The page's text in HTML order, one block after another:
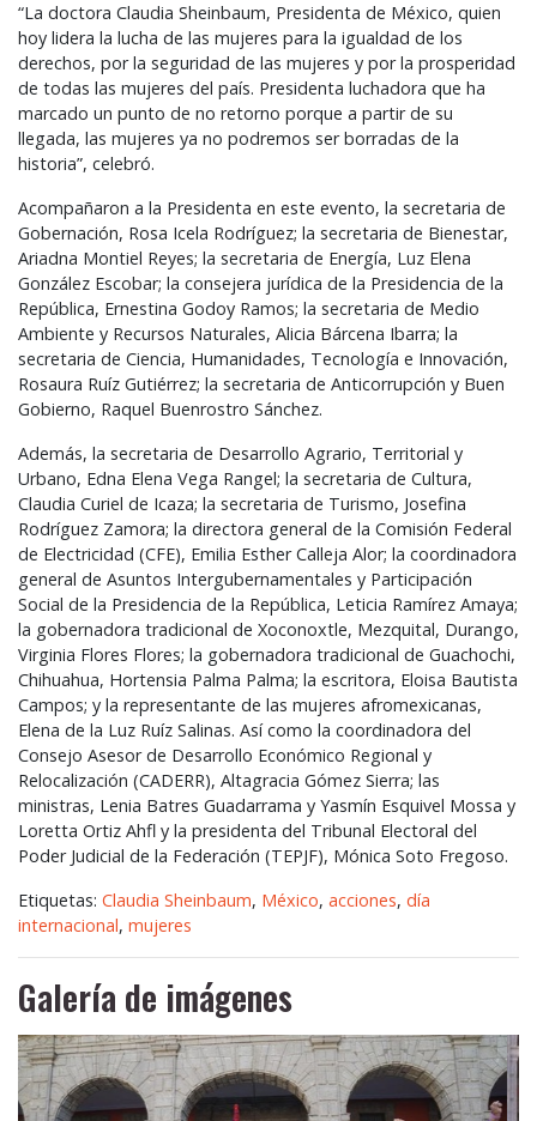
“La doctora Claudia Sheinbaum, Presidenta de México, quien
hoy lidera la lucha de las mujeres para la igualdad de los
derechos, por la seguridad de las mujeres y por la prosperidad
de todas las mujeres del país. Presidenta luchadora que ha
marcado un punto de no retorno porque a partir de su
llegada, las mujeres ya no podremos ser borradas de la
historia”, celebró.
Acompañaron a la Presidenta en este evento, la secretaria de
Gobernación, Rosa Icela Rodríguez; la secretaria de Bienestar,
Ariadna Montiel Reyes; la secretaria de Energía, Luz Elena
González Escobar; la consejera jurídica de la Presidencia de la
República, Ernestina Godoy Ramos; la secretaria de Medio
Ambiente y Recursos Naturales, Alicia Bárcena Ibarra; la
secretaria de Ciencia, Humanidades, Tecnología e Innovación,
Rosaura Ruíz Gutiérrez; la secretaria de Anticorrupción y Buen
Gobierno, Raquel Buenrostro Sánchez.
Además, la secretaria de Desarrollo Agrario, Territorial y
Urbano, Edna Elena Vega Rangel; la secretaria de Cultura,
Claudia Curiel de Icaza; la secretaria de Turismo, Josefina
Rodríguez Zamora; la directora general de la Comisión Federal
de Electricidad (CFE), Emilia Esther Calleja Alor; la coordinadora
general de Asuntos Intergubernamentales y Participación
Social de la Presidencia de la República, Leticia Ramírez Amaya;
la gobernadora tradicional de Xoconoxtle, Mezquital, Durango,
Virginia Flores Flores; la gobernadora tradicional de Guachochi,
Chihuahua, Hortensia Palma Palma; la escritora, Eloisa Bautista
Campos; y la representante de las mujeres afromexicanas,
Elena de la Luz Ruíz Salinas. Así como la coordinadora del
Consejo Asesor de Desarrollo Económico Regional y
Relocalización (CADERR), Altagracia Gómez Sierra; las
ministras, Lenia Batres Guadarrama y Yasmín Esquivel Mossa y
Loretta Ortiz Ahfl y la presidenta del Tribunal Electoral del
Poder Judicial de la Federación (TEPJF), Mónica Soto Fregoso.
Etiquetas: Claudia Sheinbaum, México, acciones, día
internacional, mujeres
Galería de imágenes